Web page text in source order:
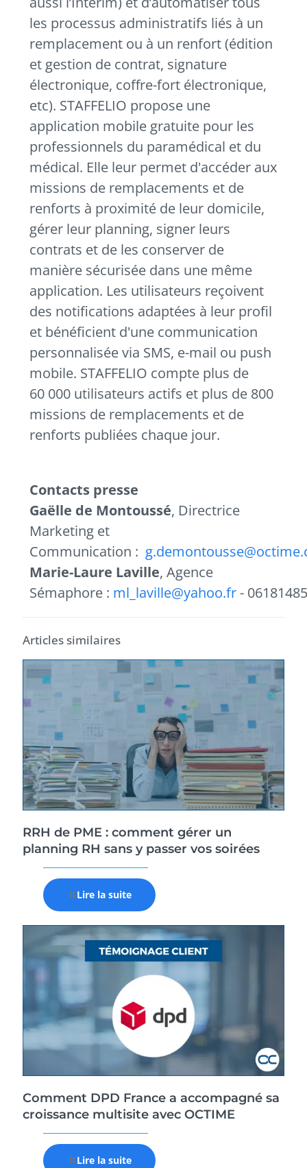
les processus administratifs liés à un
remplacement ou à un renfort (édition
et gestion de contrat, signature
électronique, coffre-fort électronique,
etc). STAFFELIO propose une
application mobile gratuite pour les
professionnels du paramédical et du
médical. Elle leur permet d'accéder aux
missions de remplacements et de
renforts à proximité de leur domicile,
gérer leur planning, signer leurs
contrats et de les conserver de
manière sécurisée dans une même
application. Les utilisateurs reçoivent
des notifications adaptées à leur profil
et bénéficient d'une communication
personnalisée via SMS, e-mail ou push
mobile. STAFFELIO compte plus de
60 000 utilisateurs actifs et plus de 800
missions de remplacements et de
renforts publiées chaque jour.
Contacts presse
Gaëlle de Montoussé, Directrice
Marketing et
Communication :
Marie-Laure Laville, Agence
Sémaphore : ml_laville@yahoo.fr-
Articles similaires
RRH de PME : comment gérer un
planning RH sans y passer vos soirées
Lire la suite
Comment DPD France a accompagné sa
croissance multisite avec OCTIME
Lire la suite